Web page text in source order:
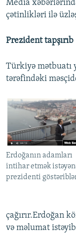
Media
çətinlikləri ilə
Prezident tapşırıb
Türkiyə mətbuatı
tərəfindəki
Erdoğanın adamları
intihar etmək
prezidenti
çağırır.Erdoğan
və məlumat